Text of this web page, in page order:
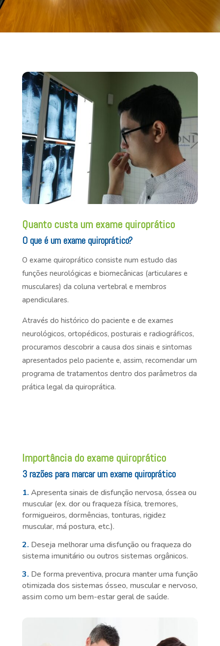
Quanto custa um exame quiroprático
O que é um exame quiroprático?
O exame quiroprático consiste num estudo das
funções neurológicas e biomecânicas (articulares e
musculares) da coluna vertebral e membros
apendiculares.
Através do histórico do paciente e de exames
neurológicos, ortopédicos, posturais e radiográficos,
procuramos descobrir a causa dos sinais e sintomas
apresentados pelo paciente e, assim, recomendar um
programa de tratamentos dentro dos parâmetros da
prática legal da quiroprática.
Importância do exame quiroprático
3 razões para marcar um exame quiroprático
1. Apresenta sinais de disfunção nervosa, óssea ou
muscular (ex. dor ou fraqueza física, tremores,
formigueiros, dormências, tonturas, rigidez
muscular, má postura, etc.).
2. Deseja melhorar uma disfunção ou fraqueza do
sistema imunitário ou outros sistemas orgânicos.
3. De forma preventiva, procura manter uma função
otimizada dos sistemas ósseo, muscular e nervoso,
assim como um bem-estar geral de saúde.